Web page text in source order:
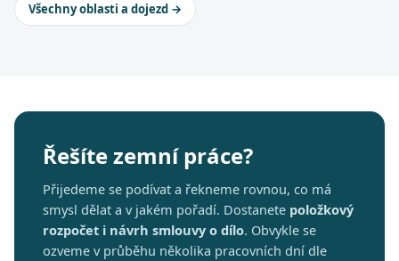
Všechny oblasti a dojezd →
Řešíte zemní práce?
Přijedeme se podívat a řekneme rovnou, co má
smysl dělat a v jakém pořadí. Dostanete položkový
rozpočet i návrh smlouvy o dílo. Obvykle se
ozveme v průběhu několika pracovních dní dle